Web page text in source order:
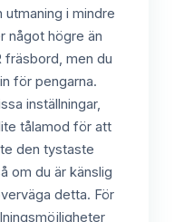
i mindre
något högre än
fräsbord, men du
för pengarna.
inställningar,
tålamod för att
den tystaste
om du är känslig
detta. För